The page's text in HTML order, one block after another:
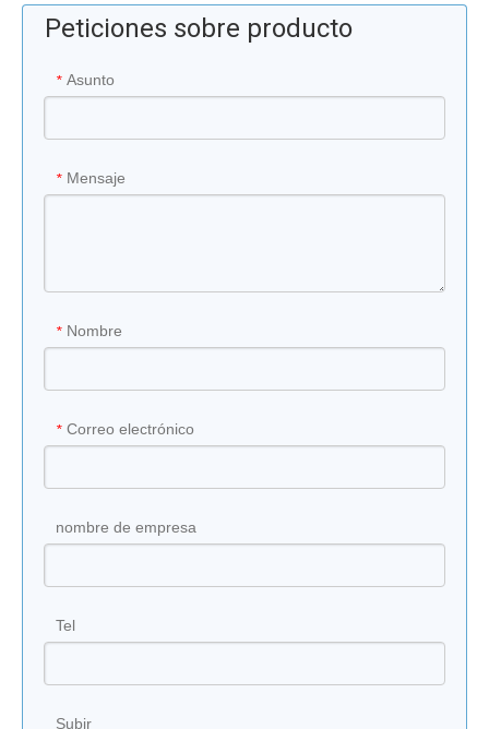
Peticiones sobre producto
* Asunto
* Mensaje
* Nombre
* Correo electrónico
nombre de empresa
Tel
Subir